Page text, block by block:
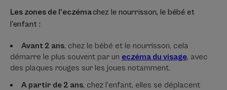
Les zones de l'eczémachez le nourrisson, le bébé et
l'enfant :
Avant 2 ans, chez le bébé et le nourrisson, cela
démarre le plus souvent par un eczéma du visage, avec
des plaques rouges sur les joues notamment.
A partir de 2 ans, chez l’enfant, elles se déplacent